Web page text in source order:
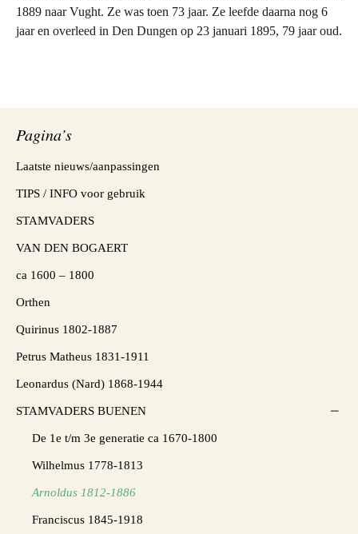
1889 naar Vught. Ze was toen 73 jaar. Ze leefde daarna nog 6
jaar en overleed in Den Dungen op 23 januari 1895, 79 jaar oud.
Pagina’s
Laatste nieuws/aanpassingen
TIPS / INFO voor gebruik
STAMVADERS
VAN DEN BOGAERT
ca 1600 – 1800
Orthen
Quirinus 1802-1887
Petrus Matheus 1831-1911
Leonardus (Nard) 1868-1944
STAMVADERS BUENEN
De 1e t/m 3e generatie ca 1670-1800
Wilhelmus 1778-1813
Arnoldus 1812-1886
Franciscus 1845-1918